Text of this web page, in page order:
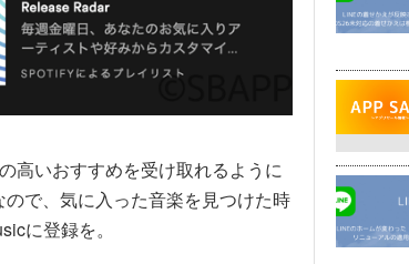
高いおすすめを受け取れるように
ので、気に入った音楽を見つけた時
に登録を。